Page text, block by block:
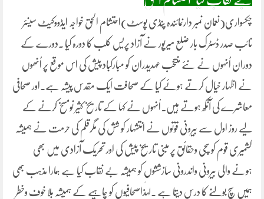
چکسواری(نعمان نمبر دارنمائندہ پنڈی پوسٹ)احتشام الحق خواجہ ایڈووکیٹ سینئر
نائب صدر ڈسٹرک بار ضلع میرپور نے آزاد پریس کلب کا دورہ کیا ۔دورے کے
دوران اُنہوں نے نئے منتخب عہدیدران کو مبارکباد پیش کی اس موقع پر اُنھوں
نے اظہار خیال کرتے ہوئے کیا کے صحافت ایک مقدس پیشہ ہے۔اور صحافی
معاشرے کی آنکھ ہوتے ہیں۔اُنہوں نے کہا کے تاریخ کثیر نومسخ کرنے کے
لیے روز اول سے بیرونی قوتوں نے انتشہار کو شش کی مگرقلم کی حرمت نے ہمیشہ
کشمیری قوم کو سچی وحقائق پر مبنی تاریخ پیش کی اور تحریک آزادی میں بھی
ہونے والی بیرونی واندرونی سازششوں کو ہمیشہ بے نقاب کیا ہے ہمارا مذہب بھی
ہمیں سچ بولنے کا درس دیتا ہے ۔لہٰذاصحافیوں کو چاہیے کے ہمیشہ بلا خوف وخطر